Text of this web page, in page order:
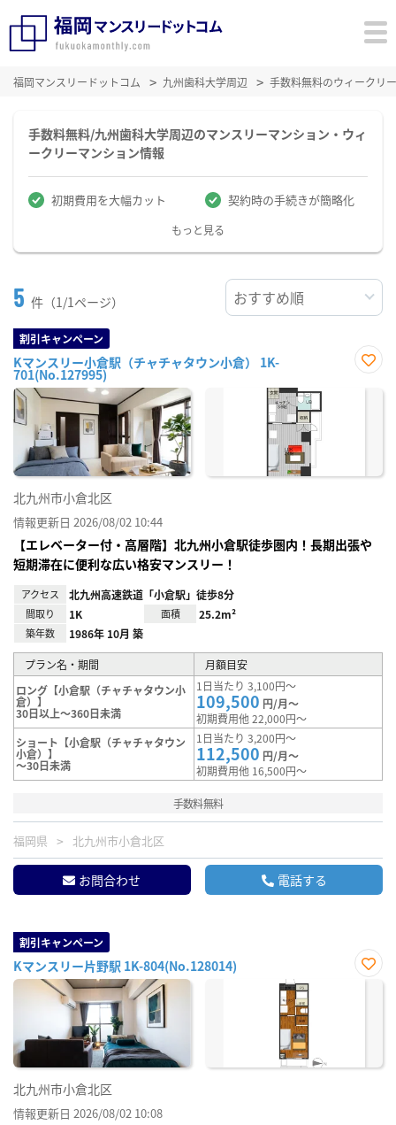
福岡マンスリードットコム 九州歯科大学周辺 手数料無料のウィークリ
手数料無料/九州歯科大学周辺のマンスリーマンション・ウィ
ークリーマンション情報
初期費用を大幅カット 契約時の手続きが簡略化
もっと見る
5 件（1/1ページ）
割引キャンペーン
Kマンスリー小倉駅（チャチャタウン小倉） 1K-
701(No.127995)
に入
北九州市小倉北区
情報更新日 2026/08/02 10:44
【エレベーター付・高層階】北九州小倉駅徒歩圏内！長期出張や
短期滞在に便利な広い格安マンスリー！
アクセス 北九州高速鉄道「小倉駅」徒歩8分
間取り 1K 面積 25.2m²
築年数 1986年 10月 築
プラン名・期間
月額目安
ロング【小倉駅（チャチャタウン小
倉）】
30日以上～360日未満
1日当たり 3,100円～
109,500 円/月～
初期費用他 22,000円～
ショート【小倉駅（チャチャタウン
小倉）】
～30日未満
1日当たり 3,200円～
112,500 円/月～
初期費用他 16,500円～
手数料無料
福岡県 北九州市小倉北区
お問合わせ 電話する
割引キャンペーン
Kマンスリー片野駅 1K-804(No.128014)
お気
北九州市小倉北区
情報更新日 2026/08/02 10:08